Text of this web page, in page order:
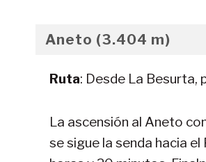
Aneto (3.404 m)
Ruta: Desde La Besurta,
La ascensión al Aneto
se sigue la senda hacia